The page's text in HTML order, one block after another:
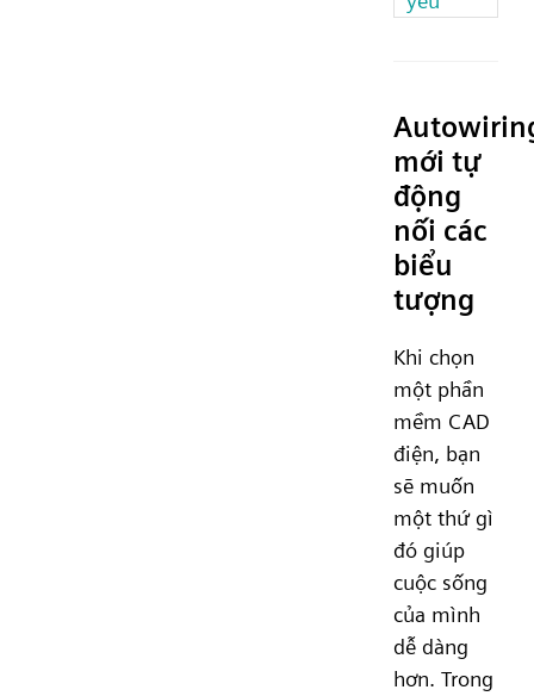
mới tự
động
nối các
biểu
tượng
Khi chọn
một phần
mềm CAD
điện, bạn
sẽ muốn
một thứ gì
đó giúp
cuộc sống
của mình
dễ dàng
hơn. Trong